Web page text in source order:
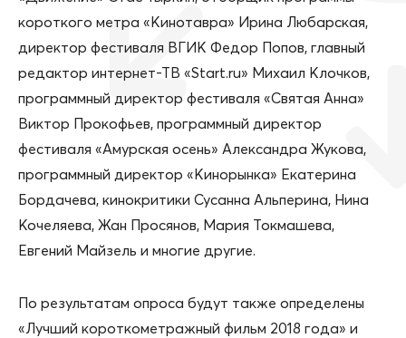
короткого метра «Кинотавра» Ирина Любарская,
директор фестиваля ВГИК Федор Попов, главный
редактор интернет-ТВ «Start.ru» Михаил Клочков,
программный директор фестиваля «Святая Анна»
Виктор Прокофьев, программный директор
фестиваля «Амурская осень» Александра Жукова,
программный директор «Кинорынка» Екатерина
Бордачева, кинокритики Сусанна Альперина, Нина
Кочеляева, Жан Просянов, Мария Токмашева,
Евгений Майзель и многие другие.
По результатам опроса будут также определены
«Лучший короткометражный фильм 2018 года» и